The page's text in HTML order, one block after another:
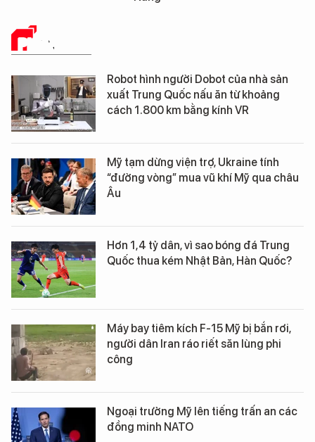
PHÂN TÍCH
Robot hình người Dobot của nhà sản
xuất Trung Quốc nấu ăn từ khoảng
cách 1.800 km bằng kính VR
Mỹ tạm dừng viện trợ, Ukraine tính
“đường vòng” mua vũ khí Mỹ qua châu
Âu
Hơn 1,4 tỷ dân, vì sao bóng đá Trung
Quốc thua kém Nhật Bản, Hàn Quốc?
Máy bay tiêm kích F-15 Mỹ bị bắn rơi,
người dân Iran ráo riết săn lùng phi
công
Ngoại trưởng Mỹ lên tiếng trấn an các
đồng minh NATO